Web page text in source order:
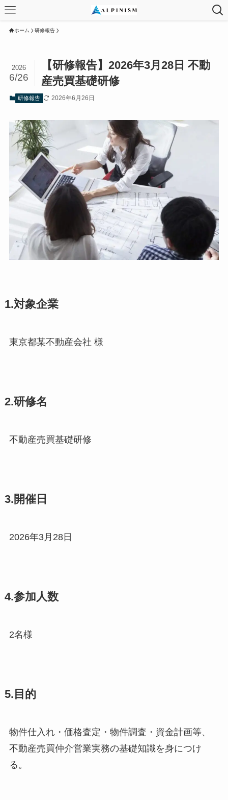
ホーム 研修報告
【研修報告】2026年3月28日 不動
産売買基礎研修
2026
6/26
研修報告 2026年6月26日
1.対象企業
東京都某不動産会社 様
2.研修名
不動産売買基礎研修
3.開催日
2026年3月28日
4.参加人数
2名様
5.目的
物件仕入れ・価格査定・物件調査・資金計画等、
不動産売買仲介営業実務の基礎知識を身につけ
る。